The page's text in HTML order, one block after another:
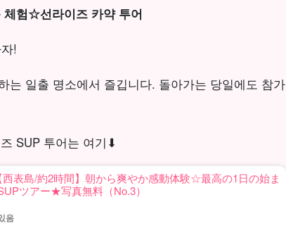
체험☆선라이즈 카약 투어
!
는 일출 명소에서 즐깁니다. 돌아가는 당일에도 참가
SUP 투어는 여기⬇︎
表島/約2時間】朝から爽やか感動体験☆最高の1日の始ま
ツアー★写真無料（No.3）
음